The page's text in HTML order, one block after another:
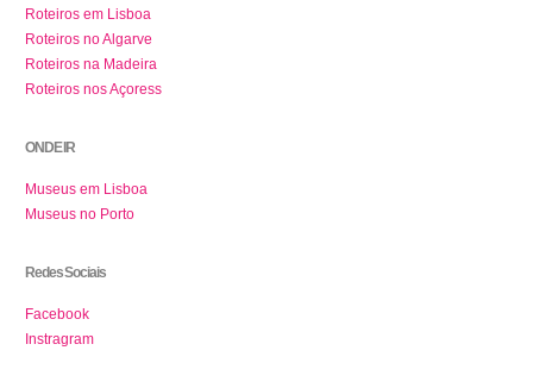
Roteiros em Lisboa
Roteiros no Algarve
Roteiros na Madeira
Roteiros nos Açoress
ONDE IR
Museus em Lisboa
Museus no Porto
Redes Sociais
Facebook
Instragram